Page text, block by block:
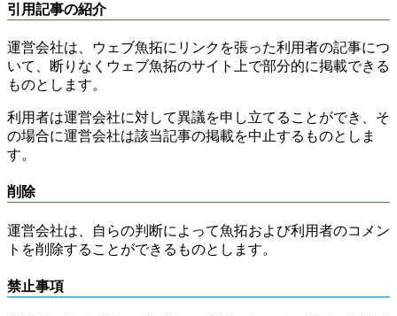
引用記事の紹介
運営会社は、ウェブ魚拓にリンクを張った利用者の記事につ
いて、断りなくウェブ魚拓のサイト上で部分的に掲載できる
ものとします。
利用者は運営会社に対して異議を申し立てることができ、そ
の場合に運営会社は該当記事の掲載を中止するものとしま
す。
削除
運営会社は、自らの判断によって魚拓および利用者のコメン
トを削除することができるものとします。
禁止事項